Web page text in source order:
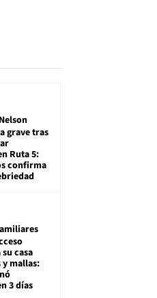
Nelson
grave tras
Ruta 5:
confirma
casa
mallas:
3 días